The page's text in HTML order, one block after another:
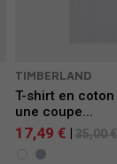
TIMBERLAND
T-shirt en
une coupe...
17,49 € 35,00 €